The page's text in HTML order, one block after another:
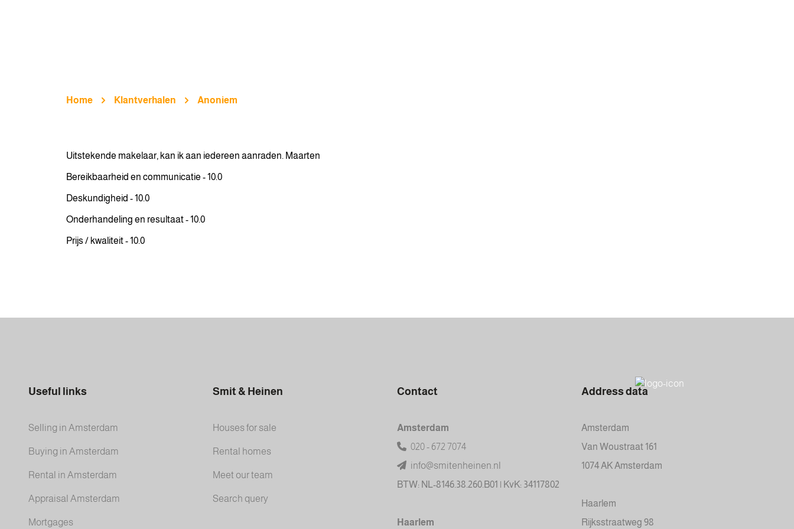
Home Klantverhalen Anoniem
Uitstekende makelaar, kan ik aan iedereen aanraden. Maarten
Bereikbaarheid en communicatie - 10.0
Deskundigheid - 10.0
Onderhandeling en resultaat - 10.0
Prijs / kwaliteit - 10.0
Useful links
Selling in Amsterdam
Buying in Amsterdam
Rental in Amsterdam
Appraisal Amsterdam
Mortgages
Smit & Heinen
Houses for sale
Rental homes
Meet our team
Search query
Contact
Amsterdam
020 - 672 7074
info@smitenheinen.nl
BTW: NL-8146.38.260.B01 | KvK: 34117802
Haarlem
Address data
Amsterdam
Van Woustraat 161
1074 AK Amsterdam
Haarlem
Rijksstraatweg 98